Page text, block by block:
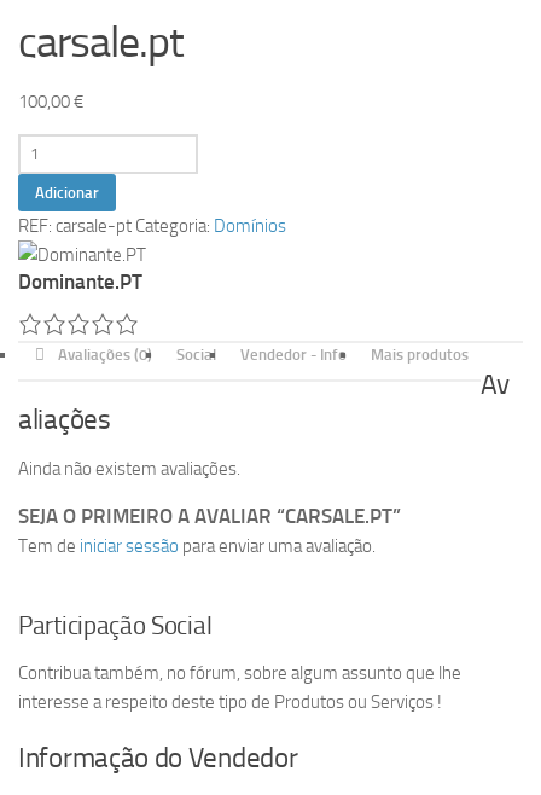
carsale.pt
100,00€
Quantidade
de
carsale.pt
Adicionar
REF: carsale-pt Categoria: Domínios
Dominante.PT
Avaliações (0) Social Vendedor - Info Mais produtos
Av
aliações
Ainda não existem avaliações.
SEJA O PRIMEIRO A AVALIAR “CARSALE.PT”
Tem de iniciar sessão para enviar uma avaliação.
Participação Social
Contribua também, no fórum, sobre algum assunto que lhe
interesse a respeito deste tipo de Produtos ou Serviços !
Informação do Vendedor